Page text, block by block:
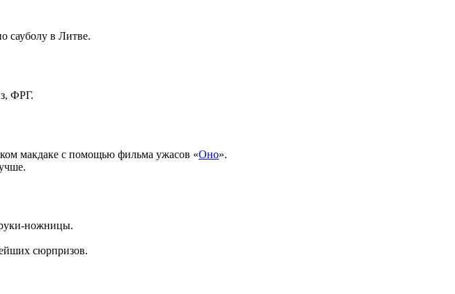
сауболу в Литве.
ФРГ.
макдаке с помощью фильма ужасов «Оно».
руки-ножницы.
сюрпризов.